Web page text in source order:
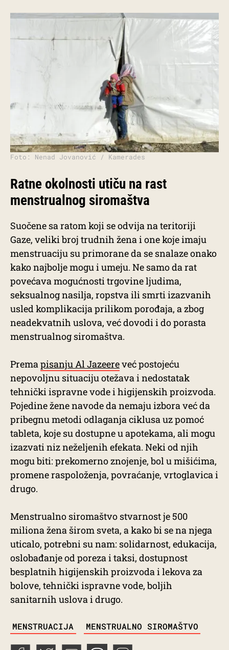
Foto: Nenad Jovanović / Kamerades
Ratne okolnosti utiču na rast
menstrualnog siromaštva
Suočene sa ratom koji se odvija na teritoriji
Gaze, veliki broj trudnih žena i one koje imaju
menstruaciju su primorane da se snalaze onako
kako najbolje mogu i umeju. Ne samo da rat
povećava mogućnosti trgovine ljudima,
seksualnog nasilja, ropstva ili smrti izazvanih
usled komplikacija prilikom porođaja, a zbog
neadekvatnih uslova, već dovodi i do porasta
menstrualnog siromaštva.
Premapisanju Al Jazeereveć postojeću
nepovoljnu situaciju otežava i nedostatak
tehnički ispravne vode i higijenskih proizvoda.
Pojedine žene navode da nemaju izbora već da
pribegnu metodi odlaganja ciklusa uz pomoć
tableta, koje su dostupne u apotekama, ali mogu
izazvati niz neželjenih efekata. Neki od njih
mogu biti: prekomerno znojenje, bol u mišićima,
promene raspoloženja, povraćanje, vrtoglavica i
drugo.
Menstrualno siromaštvo stvarnost je 500
miliona žena širom sveta, a kako bi se na njega
uticalo, potrebni su nam: solidarnost, edukacija,
oslobađanje od poreza i taksi, dostupnost
besplatnih higijenskih proizvoda i lekova za
bolove, tehnički ispravne vode, boljih
sanitarnih uslova i drugo.
MENSTRUACIJA MENSTRUALNO SIROMAŠTVO